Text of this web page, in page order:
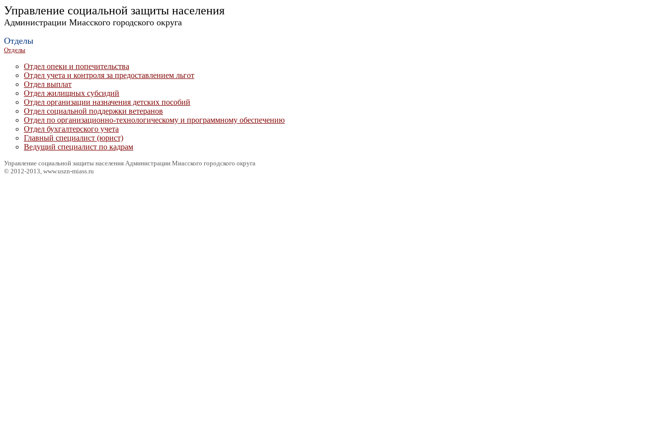
Управление социальной защиты населения
Администрации Миасского городского округа
Отделы
Отделы
Отдел опеки и попечительства
Отдел учета и контроля за предоставлением льгот
Отдел выплат
Отдел жилищных субсидий
Отдел организации назначения детских пособий
Отдел социальной поддержки ветеранов
Отдел по организационно-технологическому и программному обеспечению
Отдел бухгалтерского учета
Главный специалист (юрист)
Ведущий специалист по кадрам
Управление социальной защиты населения Администрации Миасского городского округа
© 2012-2013, www.uszn-miass.ru